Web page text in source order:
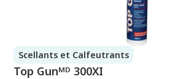
Scellants et Calfeutrants
Top Gunᴹᴰ 300XI